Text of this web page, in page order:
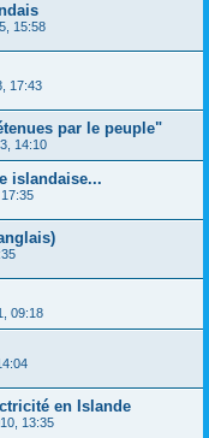
15:58
17:43
par le peuple"
14:10
islandaise...
09:18
en Islande
13:35